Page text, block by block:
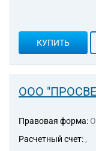
КУПИТЬ
ООО
Правовая форма:
Расчетный счет: ,